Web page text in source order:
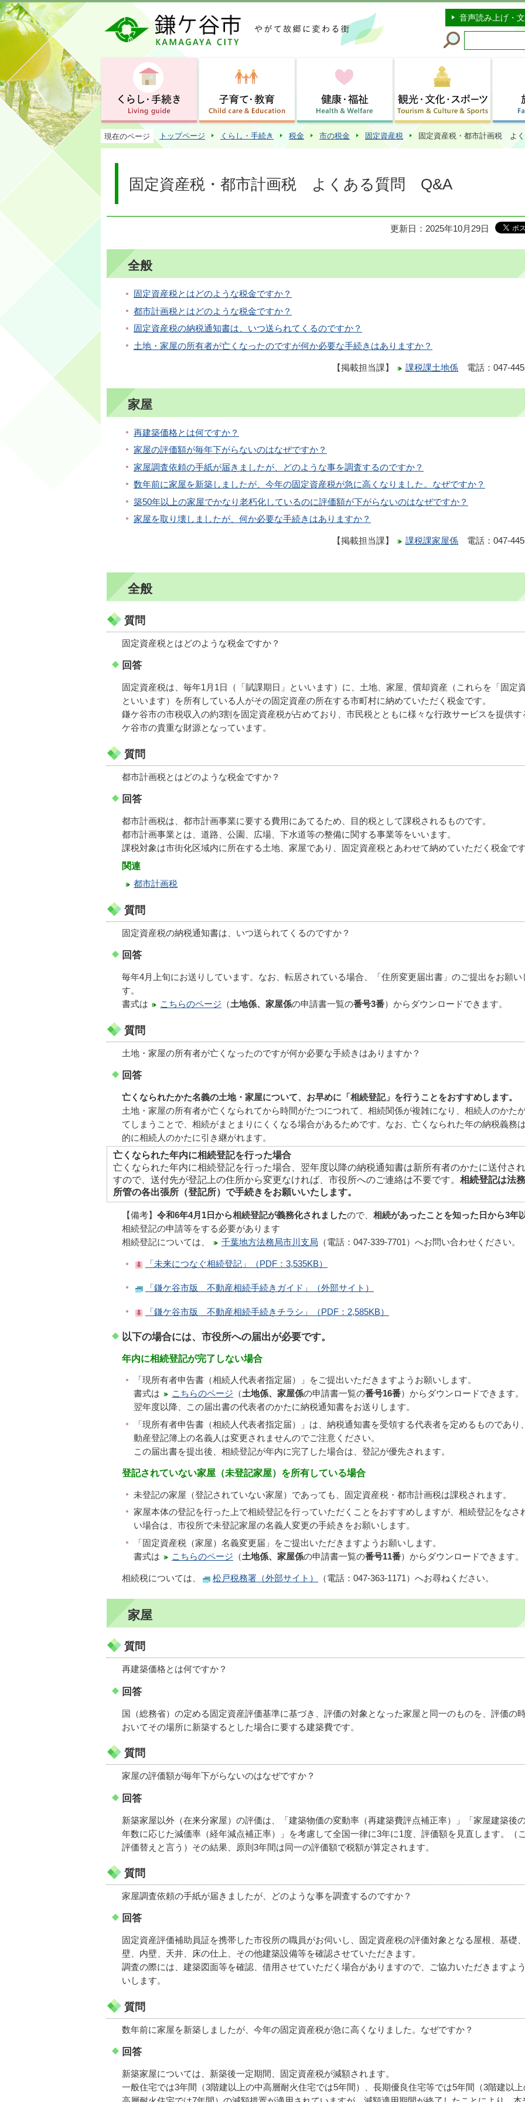
このページの本文へ移動
音声読み上げ・
現在のページ トップページ くらし・手続き 税金 市の税金 固定資産税 固定資産税・都市計画税 よ
固定資産税・都市計画税 よくある質問 Q&A
更新日：2025年10月29日
全般
固定資産税とはどのような税金ですか？
都市計画税とはどのような税金ですか？
固定資産税の納税通知書は、いつ送られてくるのですか？
土地・家屋の所有者が亡くなったのですが何か必要な手続きはありますか？
【掲載担当課】 課税課土地係 電話：047-
家屋
再建築価格とは何ですか？
家屋の評価額が毎年下がらないのはなぜですか？
家屋調査依頼の手紙が届きましたが、どのような事を調査するのですか？
数年前に家屋を新築しましたが、今年の固定資産税が急に高くなりました。なぜですか？
築50年以上の家屋でかなり老朽化しているのに評価額が下がらないのはなぜですか？
家屋を取り壊しましたが、何か必要な手続きはありますか？
【掲載担当課】 課税課家屋係 電話：047-
全般
質問
固定資産税とはどのような税金ですか？
回答
固定資産税は、毎年1月1日（「賦課期日」といいます）に、土地、家屋、償却資産（これらを「固定資
といいます）を所有している人がその固定資産の所在する市町村に納めていただく税金です。
鎌ケ谷市の市税収入の約3割を固定資産税が占めており、市民税とともに様々な行政サービスを提供す
ケ谷市の貴重な財源となっています。
質問
都市計画税とはどのような税金ですか？
回答
都市計画税は、都市計画事業に要する費用にあてるため、目的税として課税されるものです。
都市計画事業とは、道路、公園、広場、下水道等の整備に関する事業等をいいます。
課税対象は市街化区域内に所在する土地、家屋であり、固定資産税とあわせて納めていただく税金です
関連
都市計画税
質問
固定資産税の納税通知書は、いつ送られてくるのですか？
回答
毎年4月上旬にお送りしています。なお、転居されている場合、「住所変更届出書」のご提出をお願い
す。
書式は
こちらのページ （土地係、家屋係の申請書一覧の番号3番）からダウンロードできます。
質問
土地・家屋の所有者が亡くなったのですが何か必要な手続きはありますか？
回答
亡くなられたかた名義の土地・家屋について、お早めに「相続登記」を行うことをおすすめします。
土地・家屋の所有者が亡くなられてから時間がたつにつれて、相続関係が複雑になり、相続人のかた
てしまうことで、相続がまとまりにくくなる場合があるためです。なお、亡くなられた年の納税義務
的に相続人のかたに引き継がれます。
亡くなられた年内に相続登記を行った場合
亡くなられた年内に相続登記を行った場合、翌年度以降の納税通知書は新所有者のかたに送付され
すので、送付先が登記上の住所から変更なければ、市役所へのご連絡は不要です。 相続登記は法
所管の各出張所（登記所）で手続きをお願いいたします。
【備考】 令和6年4月1日から相続登記が義務化されましたので、 相続があったことを知った日から3年
相続登記の申請等をする必要があります
相続登記については、
千葉地方法務局市川支局 （電話：047-339-7701）へお問い合わせください。
「未来につなぐ相続登記」（PDF：3,535KB）
「鎌ケ谷市版 不動産相続手続きガイド」（外部サイト）
「鎌ケ谷市版 不動産相続手続きチラシ」（PDF：2,585KB）
以下の場合には、市役所への届出が必要です。
年内に相続登記が完了しない場合
「現所有者申告書（相続人代表者指定届）」をご提出いただきますようお願いします。
書式は
こちらのページ （土地係、家屋係の申請書一覧の番号16番）からダウンロードできます。
翌年度以降、この届出書の代表者のかたに納税通知書をお送りします。
「現所有者申告書（相続人代表者指定届）」は、納税通知書を受領する代表者を定めるものであり
動産登記簿上の名義人は変更されませんのでご注意ください。
この届出書を提出後、相続登記が年内に完了した場合は、登記が優先されます。
登記されていない家屋（未登記家屋）を所有している場合
未登記の家屋（登記されていない家屋）であっても、固定資産税・都市計画税は課税されます。
家屋本体の登記を行った上で相続登記を行っていただくことをおすすめしますが、相続登記をなさ
い場合は、市役所で未登記家屋の名義人変更の手続きをお願いします。
「固定資産税（家屋）名義変更届」をご提出いただきますようお願いします。
書式は
こちらのページ （土地係、家屋係の申請書一覧の番号11番）からダウンロードできます。
相続税については、 松戸税務署（外部サイト） （電話：047-363-1171）へお尋ねください。
家屋
質問
再建築価格とは何ですか？
回答
国（総務省）の定める固定資産評価基準に基づき、評価の対象となった家屋と同一のものを、評価の
おいてその場所に新築するとした場合に要する建築費です。
質問
家屋の評価額が毎年下がらないのはなぜですか？
回答
新築家屋以外（在来分家屋）の評価は、「建築物価の変動率（再建築費評点補正率）」「家屋建築後
年数に応じた減価率（経年減点補正率）」を考慮して全国一律に3年に1度、評価額を見直します。（
評価替えと言う）その結果、原則3年間は同一の評価額で税額が算定されます。
質問
家屋調査依頼の手紙が届きましたが、どのような事を調査するのですか？
回答
固定資産評価補助員証を携帯した市役所の職員がお伺いし、固定資産税の評価対象となる屋根、基礎
壁、内壁、天井、床の仕上、その他建築設備等を確認させていただきます。
調査の際には、建築図面等を確認、借用させていただく場合がありますので、ご協力いただきますよ
いします。
質問
数年前に家屋を新築しましたが、今年の固定資産税が急に高くなりました。なぜですか？
回答
新築家屋については、新築後一定期間、固定資産税が減額されます。
一般住宅では3年間（3階建以上の中高層耐火住宅では5年間）、長期優良住宅等では5年間（3階建以上